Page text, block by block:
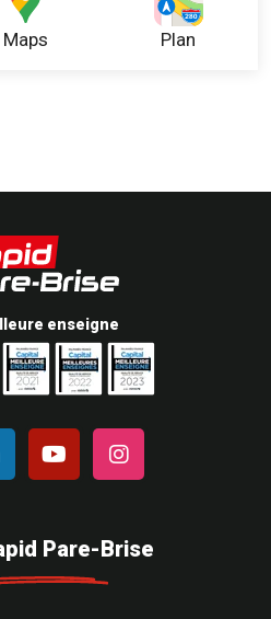
Maps Plan
enseigne
Pare-Brise